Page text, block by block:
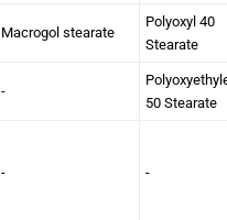
Macrogol stearate
Polyoxyl 40
Stearate
-
50 Stearate
- -